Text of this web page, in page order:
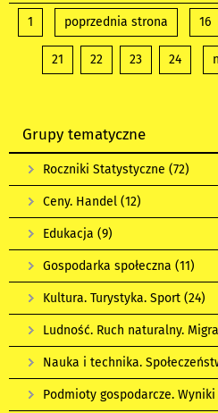
1 poprzednia strona 16
21 22 23 24
Grupy tematyczne
Roczniki Statystyczne (72)
Ceny. Handel (12)
Edukacja (9)
Gospodarka społeczna (11)
Kultura. Turystyka. Sport (24)
Ludność. Ruch naturalny.
Nauka i technika.
Podmioty gospodarcze.